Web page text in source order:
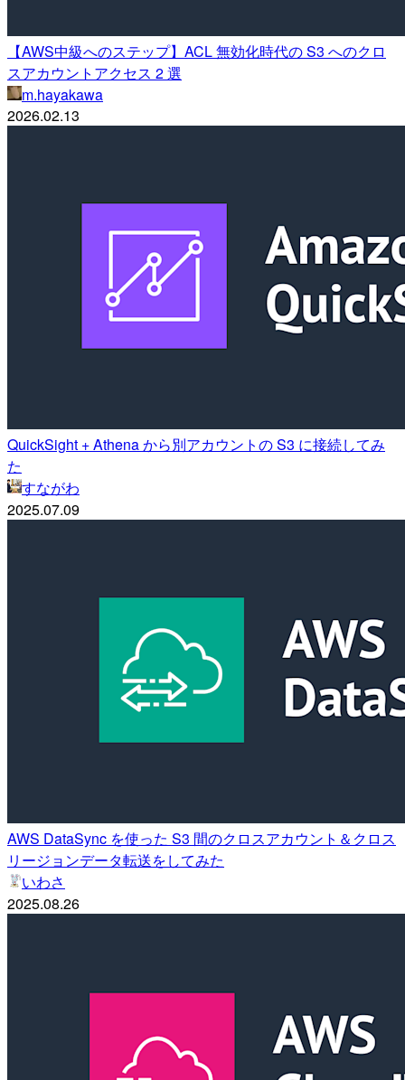
【AWS中級へのステップ】ACL 無効化時代の S3 へのクロ
スアカウントアクセス 2 選
m.hayakawa
2026.02.13
QuickSight + Athena から別アカウントの S3 に接続してみ
た
すながわ
2025.07.09
AWS DataSync を使った S3 間のクロスアカウント＆クロス
リージョンデータ転送をしてみた
いわさ
2025.08.26